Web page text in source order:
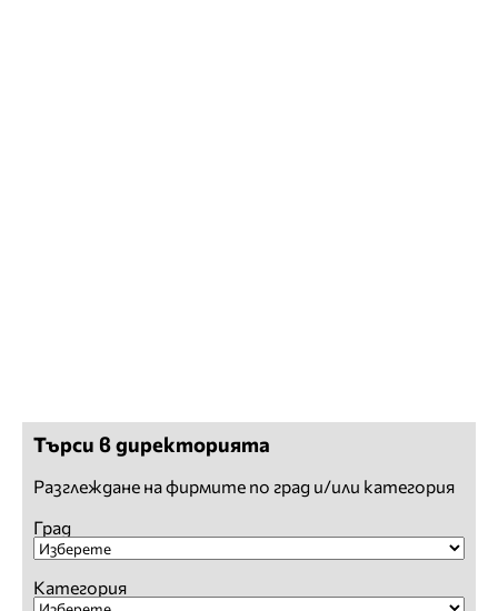
Търси в директорията
Разглеждане на фирмите по град и/или категория
Град
Категория